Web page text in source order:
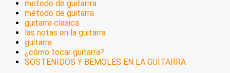
metodo de guitarrra
método de guitarra
guitarra clasica
las notas en la guitarra
guitarra
¿cómo tocar guitarra?
SOSTENIDOS Y BEMOLES EN LA GUITARRA